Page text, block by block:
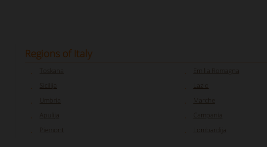
Regions of Italy
Toskana
Sicilija
Umbria
Apulija
Piemont
Emilia Romagna
Lazio
Marche
Campania
Lombardija